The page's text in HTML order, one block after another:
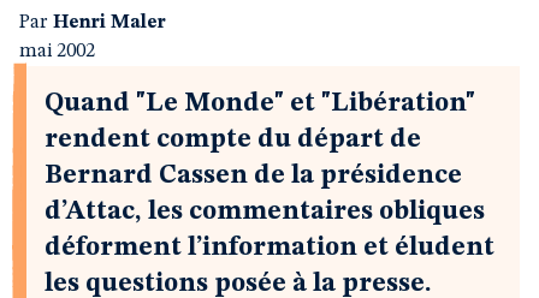
Par Henri Maler
mai 2002
Quand "Le Monde" et "Libération"
rendent compte du départ de
Bernard Cassen de la présidence
d’Attac, les commentaires obliques
déforment l’information et éludent
les questions posée à la presse.